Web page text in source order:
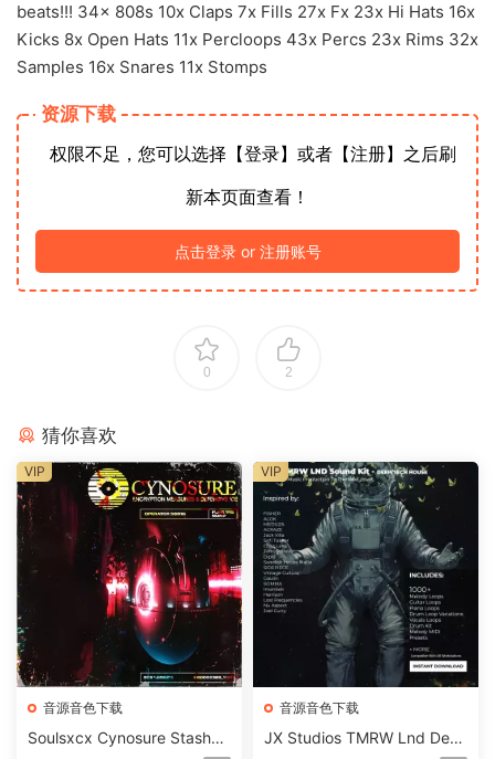
beats!!! 34x 808s 10x Claps 7x Fills 27x Fx 23x Hi Hats 16x
Kicks 8x Open Hats 11x Percloops 43x Percs 23x Rims 32x
Samples 16x Snares 11x Stomps
资源下载
权限不足，您可以选择【登录】或者【注册】之后刷
新本页面查看！
点击登录 or 注册账号
0 2
猜你喜欢
音源音色下载
Soulsxcx Cynosure Stashkit
VIP
音源音色下载
JX Studios TMRW Lnd Dee
VIP